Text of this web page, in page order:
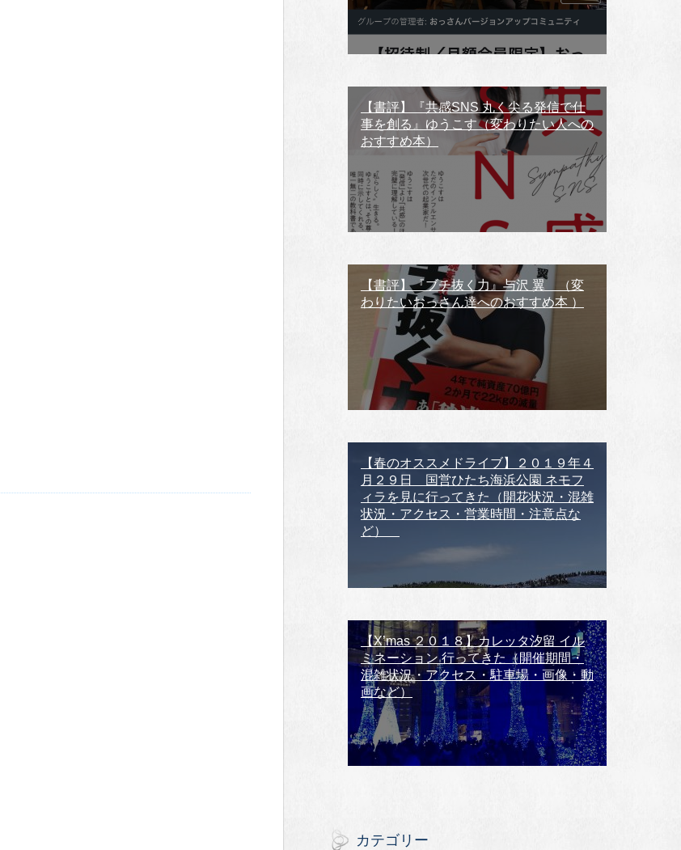
【書評】『共感SNS 丸く尖る発信で仕
事を創る』ゆうこす（変わりたい人への
おすすめ本）
【書評】『ブチ抜く力』与沢 翼 （変
わりたいおっさん達へのおすすめ本 ）
【春のオススメドライブ】２０１９年４
月２９日 国営ひたち海浜公園 ネモフ
ィラを見に行ってきた（開花状況・混雑
状況・アクセス・営業時間・注意点な
ど）
【X’mas ２０１８】カレッタ汐留 イル
ミネーション 行ってきた（開催期間・
混雑状況・アクセス・駐車場・画像・動
画など）
カテゴリー